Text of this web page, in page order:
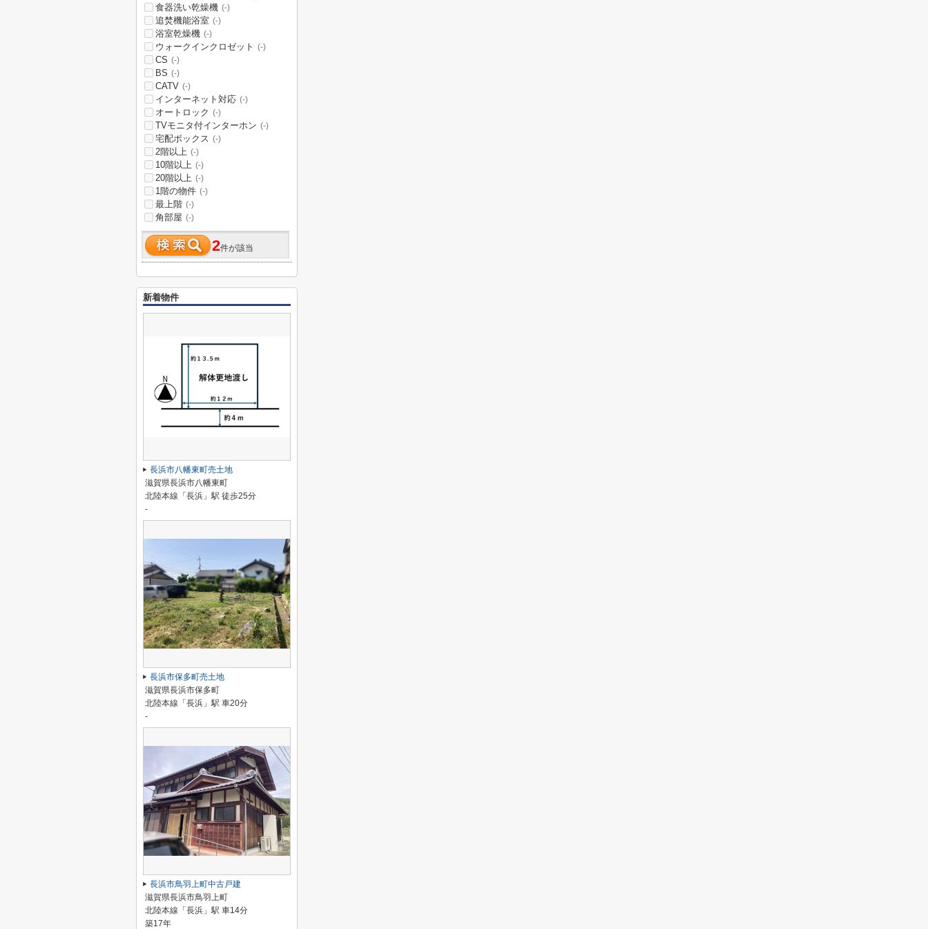
食器洗い乾燥機 (-)
追焚機能浴室 (-)
浴室乾燥機 (-)
ウォークインクロゼット (-)
CS (-)
BS (-)
CATV (-)
インターネット対応 (-)
オートロック (-)
TVモニタ付インターホン (-)
宅配ボックス (-)
2階以上 (-)
10階以上 (-)
20階以上 (-)
1階の物件 (-)
最上階 (-)
角部屋 (-)
2件が該当
新着物件
長浜市八幡東町売土地
滋賀県長浜市八幡東町
北陸本線「長浜」駅 徒歩25分
-
長浜市保多町売土地
滋賀県長浜市保多町
北陸本線「長浜」駅 車20分
-
長浜市鳥羽上町中古戸建
滋賀県長浜市鳥羽上町
北陸本線「長浜」駅 車14分
築17年